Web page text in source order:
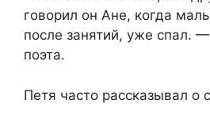
говорил он Ане, когда
после занятий, уже спал.
поэта.
Петя часто рассказывал о